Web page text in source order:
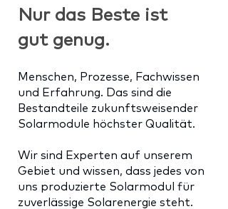
Nur das Beste ist
gut genug.
Menschen, Prozesse, Fachwissen
und Erfahrung. Das sind die
Bestandteile zukunftsweisender
Solarmodule höchster Qualität.
Wir sind Experten auf unserem
Gebiet und wissen, dass jedes von
uns produzierte Solarmodul für
zuverlässige Solarenergie steht.